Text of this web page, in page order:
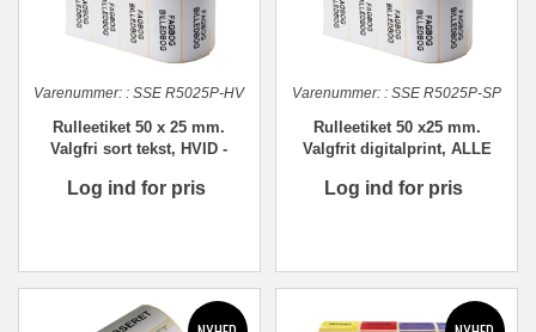
Varenummer: : SSE R5025P-HV
Rulleetiket 50 x 25 mm.
Valgfri sort tekst, HVID -
Log ind for pris
Varenummer: : SSE R5025P-SP
Rulleetiket 50 x25 mm.
Valgfrit digitalprint, ALLE
Log ind for pris